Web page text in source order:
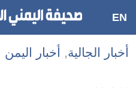
Accessibility
EN
أخبار الجالية, أخبار اليمن